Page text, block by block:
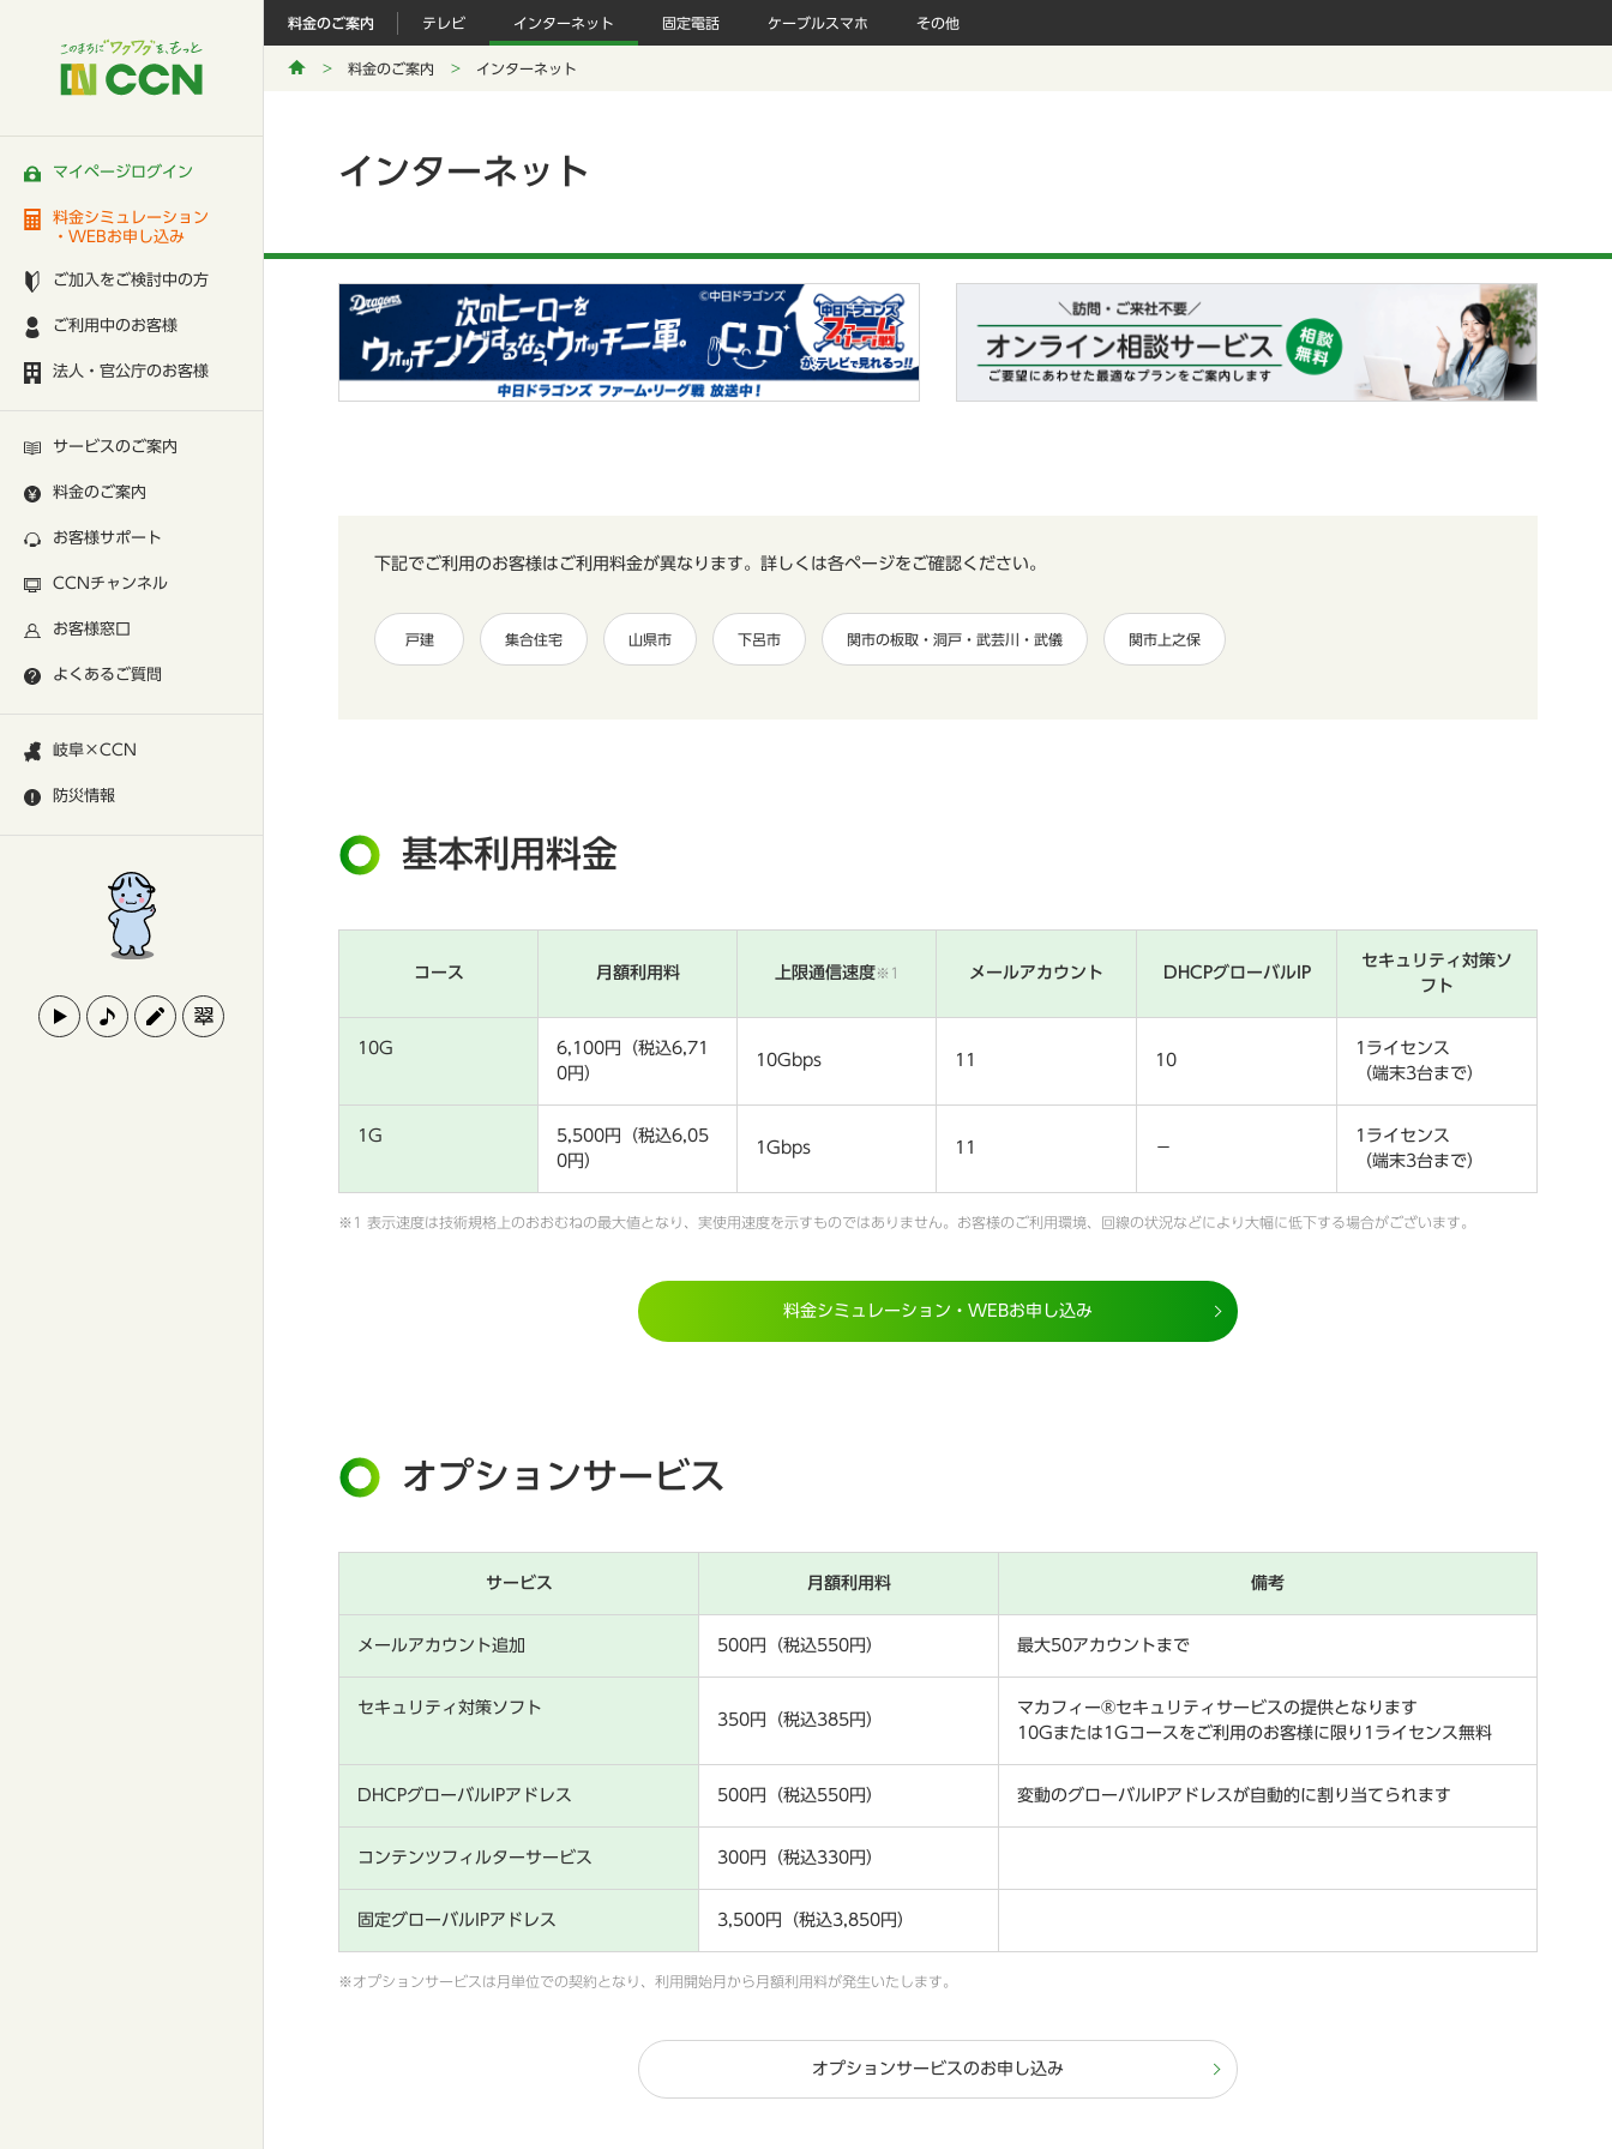
マイページログイン
料金シミュレーション
・WEBお申し込み
ご加入をご検討中の方
ご利用中のお客様
法人・官公庁のお客様
サービスのご案内
料金のご案内
お客様サポート
CCNチャンネル
お客様窓口
よくあるご質問
岐阜×CCN
防災情報
料金のご案内 テレビ インターネット 固定電話 ケーブルスマホ その他
料金のご案内 インターネット
インターネット
下記でご利用のお客様はご利用料金が異なります。詳しくは各ページをご確認ください。
戸建 集合住宅 山県市 下呂市 関市の板取・洞戸・武芸川・武儀 関市上之保
基本利用料金
コース 月額利用料 上限通信速度※1 メールアカウント DHCPグローバルIP
セキュリティ対策ソ
フト
10G
6,100円（税込6,71
0円）
10Gbps 11 10
1ライセンス
（端末3台まで）
1G
5,500円（税込6,05
0円）
1Gbps 11 －
1ライセンス
（端末3台まで）
※1 表示速度は技術規格上のおおむねの最大値となり、実使用速度を示すものではありません。お客様のご利用環境、回線の状況などにより大幅に低下する場合がございます。
料金シミュレーション・WEBお申し込み
オプションサービス
サービス 月額利用料 備考
メールアカウント追加 500円（税込550円） 最大50アカウントまで
セキュリティ対策ソフト
350円（税込385円）
マカフィー®セキュリティサービスの提供となります
10Gまたは1Gコースをご利用のお客様に限り1ライセンス無料
DHCPグローバルIPアドレス 500円（税込550円） 変動のグローバルIPアドレスが自動的に割り当てられます
コンテンツフィルターサービス 300円（税込330円）
固定グローバルIPアドレス 3,500円（税込3,850円）
※オプションサービスは月単位での契約となり、利用開始月から月額利用料が発生いたします。
オプションサービスのお申し込み